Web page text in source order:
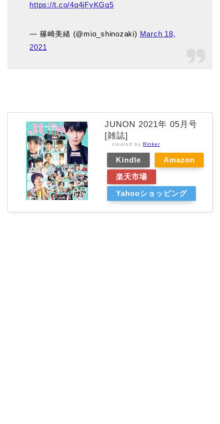
https://t.co/4q4jFyKGq5
— 篠崎美緒 (@mio_shinozaki) March 18,
2021
JUNON 2021年 05月号
[雑誌]
created by Rinker
Kindle
Amazon
楽天市場
Yahooショッピング